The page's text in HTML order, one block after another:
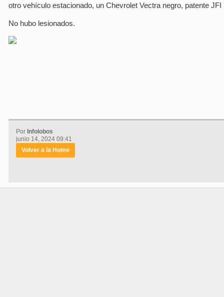
otro vehículo estacionado, un Chevrolet Vectra negro, patente JFI
No hubo lesionados.
Por Infolobos
junio 14, 2024 09:41
Volver a la Home